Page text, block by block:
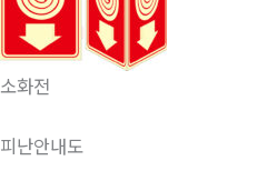
소화전
피난안내도